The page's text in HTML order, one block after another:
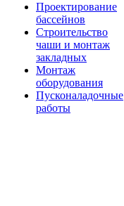
Проектирование
бассейнов
Строительство
чаши и монтаж
закладных
Монтаж
оборудования
Пусконаладочные
работы